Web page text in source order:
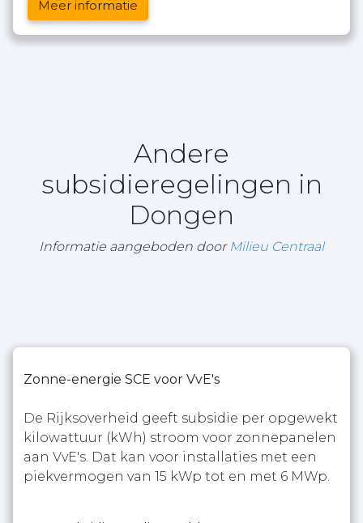
Meer informatie
Andere
subsidieregelingen in
Dongen
Informatie aangeboden door Milieu Centraal
Zonne-energie SCE voor VvE's
De Rijksoverheid geeft subsidie per opgewekt
kilowattuur (kWh) stroom voor zonnepanelen
aan VvE's. Dat kan voor installaties met een
piekvermogen van 15 kWp tot en met 6 MWp.